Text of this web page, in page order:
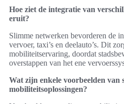
Hoe ziet de integratie van
eruit?
Slimme netwerken bevorderen de
vervoer, taxi’s en deelauto’s. Dit
mobiliteitservaring, doordat
overstappen van het ene
Wat zijn enkele voorbeelden van
mobiliteitsoplossingen?